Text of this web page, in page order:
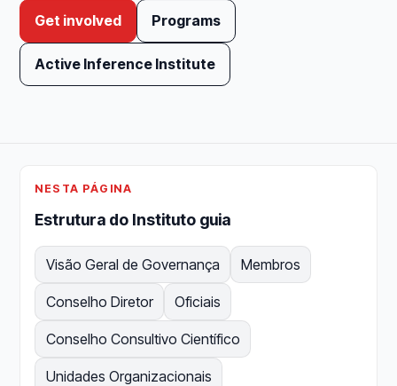
Get involved Programs
Active Inference Institute
NESTA PÁGINA
Estrutura do Instituto guia
Visão Geral de Governança Membros
Conselho Diretor Oficiais
Conselho Consultivo Científico
Unidades Organizacionais